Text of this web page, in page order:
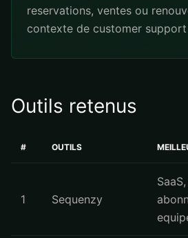
reservations, ventes ou
contexte de customer
Outils retenus
# OUTILS
1 Sequenzy